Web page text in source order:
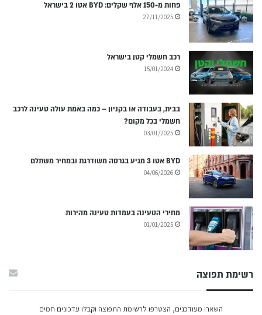
פחות מ-150 אלף שקלים: BYD אטו 2 בישראל
27/11/2025
רכב חשמלי קטן בישראל
15/01/2024
בבית, בעבודה או בקניון – כמה באמת עולה טעינה לרכב
חשמלי בכל מקום?
03/01/2025
BYD אטו 3 מגיע בגרסה משודרגת ובמחיר משתלם
04/06/2026
מחירי הטעינה בעמדות טעינה מהירות
01/01/2025
רשימת תפוצה
השארו מעודכנים, הצטרפו לרשימת התפוצה וקבלו עדכונים חמים